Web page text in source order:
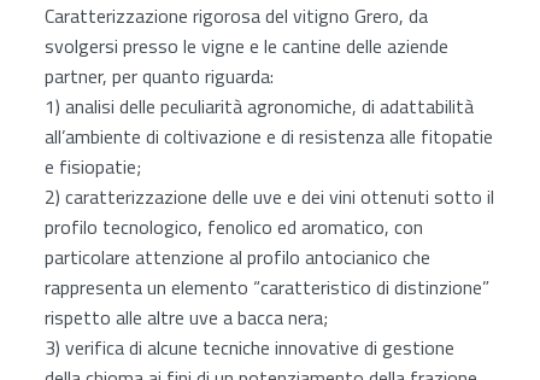
Caratterizzazione rigorosa del vitigno Grero, da
svolgersi presso le vigne e le cantine delle aziende
partner, per quanto riguarda:
1) analisi delle peculiarità agronomiche, di adattabilità
all’ambiente di coltivazione e di resistenza alle fitopatie
e fisiopatie;
2) caratterizzazione delle uve e dei vini ottenuti sotto il
profilo tecnologico, fenolico ed aromatico, con
particolare attenzione al profilo antocianico che
rappresenta un elemento “caratteristico di distinzione”
rispetto alle altre uve a bacca nera;
3) verifica di alcune tecniche innovative di gestione